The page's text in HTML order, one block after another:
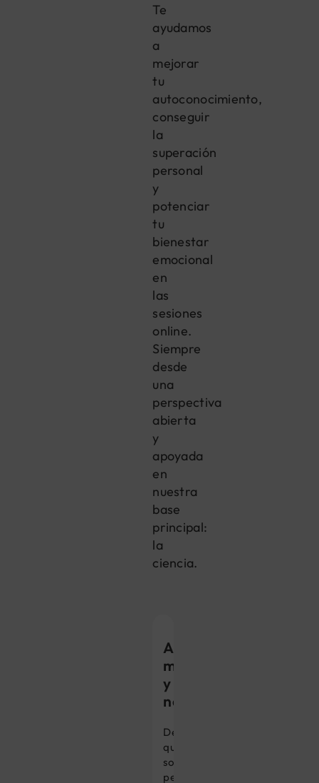
Te
ayudamos
a
mejorar
tu
autoconocimiento,
conseguir
la
superación
personal
y
potenciar
tu
bienestar
emocional
en
las
sesiones
online.
Siempre
desde
una
perspectiva
abierta
y
apoyada
en
nuestra
base
principal:
la
ciencia.
Ansiedad,
miedo
y
nerviosismo
Desde
que
somos
pequeños,